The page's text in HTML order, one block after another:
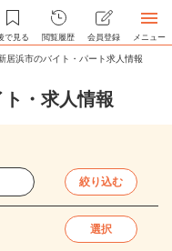
で見る 閲覧履歴 会員登録 メニュー
居浜市のバイト・パート求人情報
・求人情報
絞り込む
選択